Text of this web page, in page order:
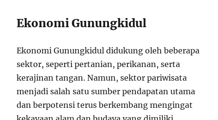
Ekonomi Gunungkidul
Ekonomi Gunungkidul didukung oleh beberapa
sektor, seperti pertanian, perikanan, serta
kerajinan tangan. Namun, sektor pariwisata
menjadi salah satu sumber pendapatan utama
dan berpotensi terus berkembang mengingat